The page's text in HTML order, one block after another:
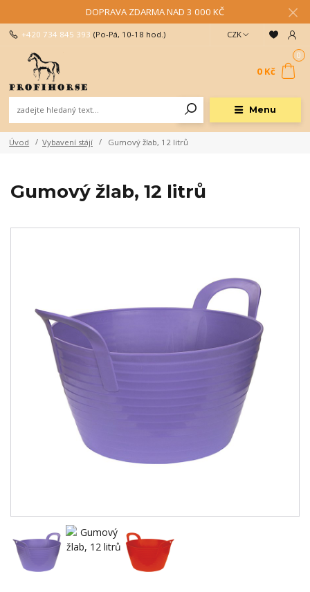
DOPRAVA ZDARMA NAD 3 000 KČ
Menu
CZK
+420 734 845 393 (Po-Pá, 10-18 hod.)
0
0 Kč
Úvod Vybavení stájí Gumový žlab, 12 litrů
Gumový žlab, 12 litrů